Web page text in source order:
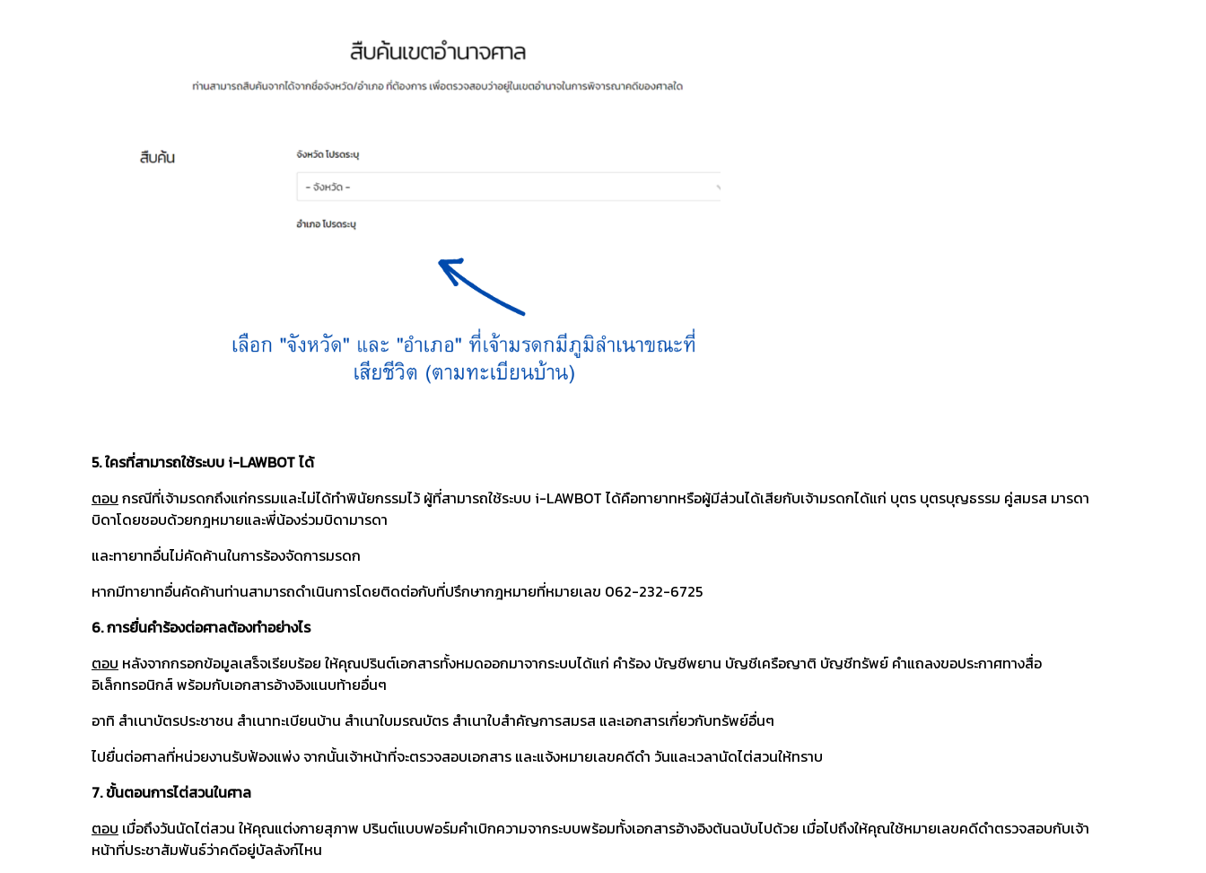
5. ใครที่สามารถใช้ระบบ i-LAWBOT ได้
ตอบ กรณีที่เจ้ามรดกถึงแก่กรรมและไม่ได้ทำพินัยกรรมไว้ ผู้ที่สามารถใช้ระบบ i-LAWBOT ได้คือทายาทหรือผู้มีส่วนได้เสียกับเจ้ามรดกได้แก่ บุตร บุตรบุญธรรม คู่สมรส มารดา
บิดาโดยชอบด้วยกฎหมายและพี่น้องร่วมบิดามารดา
และทายาทอื่นไม่คัดค้านในการร้องจัดการมรดก
หากมีทายาทอื่นคัดค้านท่านสามารถดำเนินการโดยติดต่อกับที่ปรึกษากฎหมายที่หมายเลข 062-232-6725
6. การยื่นคำร้องต่อศาลต้องทำอย่างไร
ตอบ หลังจากกรอกข้อมูลเสร็จเรียบร้อย ให้คุณปรินต์เอกสารทั้งหมดออกมาจากระบบได้แก่ คำร้อง บัญชีพยาน บัญชีเครือญาติ บัญชีทรัพย์ คำแถลงขอประกาศทางสื่อ
อิเล็กทรอนิกส์ พร้อมกับเอกสารอ้างอิงแนบท้ายอื่นๆ
อาทิ สำเนาบัตรประชาชน สำเนาทะเบียนบ้าน สำเนาใบมรณบัตร สำเนาใบสำคัญการสมรส และเอกสารเกี่ยวกับทรัพย์อื่นๆ
ไปยื่นต่อศาลที่หน่วยงานรับฟ้องแพ่ง จากนั้นเจ้าหน้าที่จะตรวจสอบเอกสาร และแจ้งหมายเลขคดีดำ วันและเวลานัดไต่สวนให้ทราบ
7. ขั้นตอนการไต่สวนในศาล
ตอบ เมื่อถึงวันนัดไต่สวน ให้คุณแต่งกายสุภาพ ปรินต์แบบฟอร์มคำเบิกความจากระบบพร้อมทั้งเอกสารอ้างอิงต้นฉบับไปด้วย เมื่อไปถึงให้คุณใช้หมายเลขคดีดำตรวจสอบกับเจ้า
หน้าที่ประชาสัมพันธ์ว่าคดีอยู่บัลลังก์ไหน